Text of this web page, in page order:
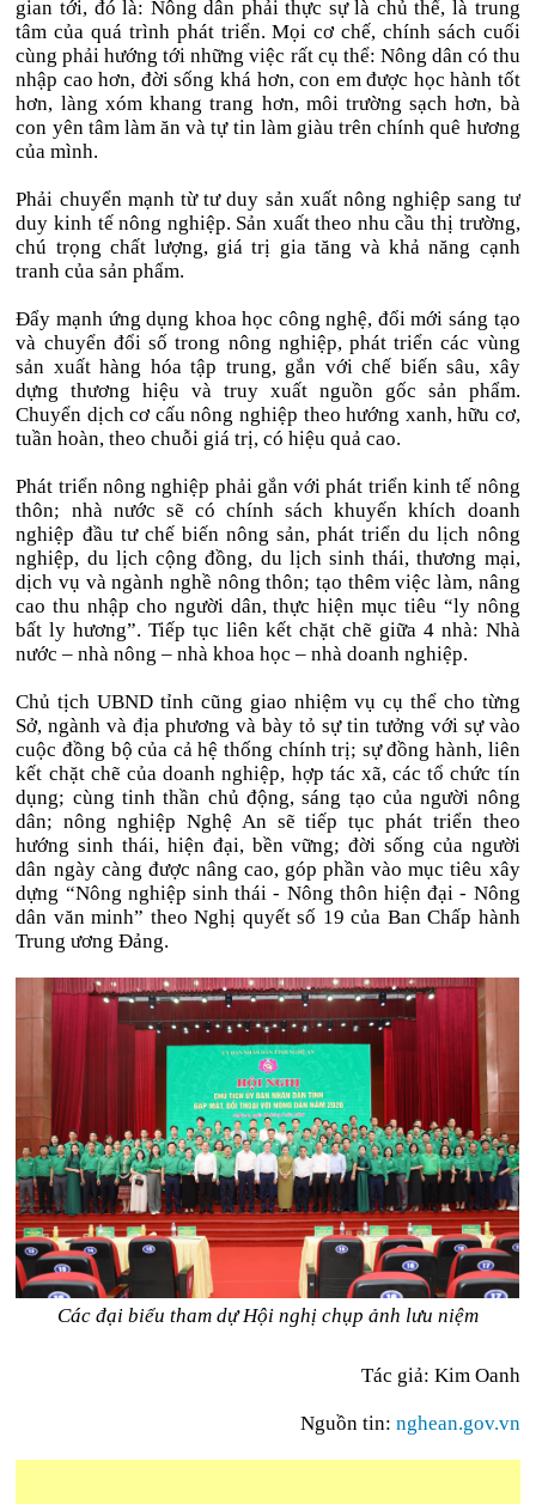
gian tới, đó là: Nông dân phải thực sự là chủ thể, là trung
tâm của quá trình phát triển. Mọi cơ chế, chính sách cuối
cùng phải hướng tới những việc rất cụ thể: Nông dân có thu
nhập cao hơn, đời sống khá hơn, con em được học hành tốt
hơn, làng xóm khang trang hơn, môi trường sạch hơn, bà
con yên tâm làm ăn và tự tin làm giàu trên chính quê hương
của mình.
Phải chuyển mạnh từ tư duy sản xuất nông nghiệp sang tư
duy kinh tế nông nghiệp. Sản xuất theo nhu cầu thị trường,
chú trọng chất lượng, giá trị gia tăng và khả năng cạnh
tranh của sản phẩm.
Đẩy mạnh ứng dụng khoa học công nghệ, đổi mới sáng tạo
và chuyển đổi số trong nông nghiệp, phát triển các vùng
sản xuất hàng hóa tập trung, gắn với chế biến sâu, xây
dựng thương hiệu và truy xuất nguồn gốc sản phẩm.
Chuyển dịch cơ cấu nông nghiệp theo hướng xanh, hữu cơ,
tuần hoàn, theo chuỗi giá trị, có hiệu quả cao.
Phát triển nông nghiệp phải gắn với phát triển kinh tế nông
thôn; nhà nước sẽ có chính sách khuyến khích doanh
nghiệp đầu tư chế biến nông sản, phát triển du lịch nông
nghiệp, du lịch cộng đồng, du lịch sinh thái, thương mại,
dịch vụ và ngành nghề nông thôn; tạo thêm việc làm, nâng
cao thu nhập cho người dân, thực hiện mục tiêu “ly nông
bất ly hương”. Tiếp tục liên kết chặt chẽ giữa 4 nhà: Nhà
nước – nhà nông – nhà khoa học – nhà doanh nghiệp.
Chủ tịch UBND tỉnh cũng giao nhiệm vụ cụ thể cho từng
Sở, ngành và địa phương và bày tỏ sự tin tưởng với sự vào
cuộc đồng bộ của cả hệ thống chính trị; sự đồng hành, liên
kết chặt chẽ của doanh nghiệp, hợp tác xã, các tổ chức tín
dụng; cùng tinh thần chủ động, sáng tạo của người nông
dân; nông nghiệp Nghệ An sẽ tiếp tục phát triển theo
hướng sinh thái, hiện đại, bền vững; đời sống của người
dân ngày càng được nâng cao, góp phần vào mục tiêu xây
dựng “Nông nghiệp sinh thái - Nông thôn hiện đại - Nông
dân văn minh” theo Nghị quyết số 19 của Ban Chấp hành
Trung ương Đảng.
Các đại biểu tham dự Hội nghị chụp ảnh lưu niệm
Tác giả: Kim Oanh
Nguồn tin: nghean.gov.vn